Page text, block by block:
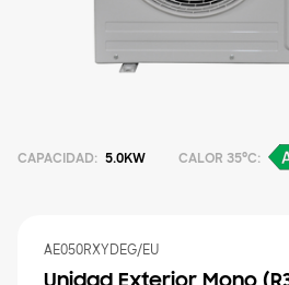
Descubrir
¿Qué es una bomba de
Ventajas de una bomba
Soluciones de
PRODUCTOS ESTRELLA
CAPACIDAD: 5.0KW CALOR 35°C:
AE050RXYDEG/EU